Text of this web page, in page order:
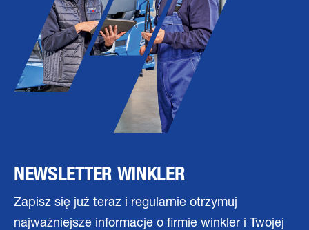
NEWSLETTER WINKLER
Zapisz się już teraz i regularnie otrzymuj
najważniejsze informacje o firmie winkler i Twojej